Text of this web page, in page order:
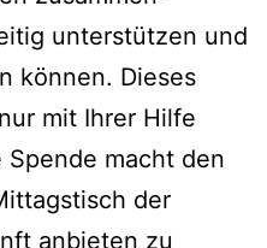
unterstützen und
können. Dieses
mit Ihrer Hilfe
macht den
der
anbieten zu